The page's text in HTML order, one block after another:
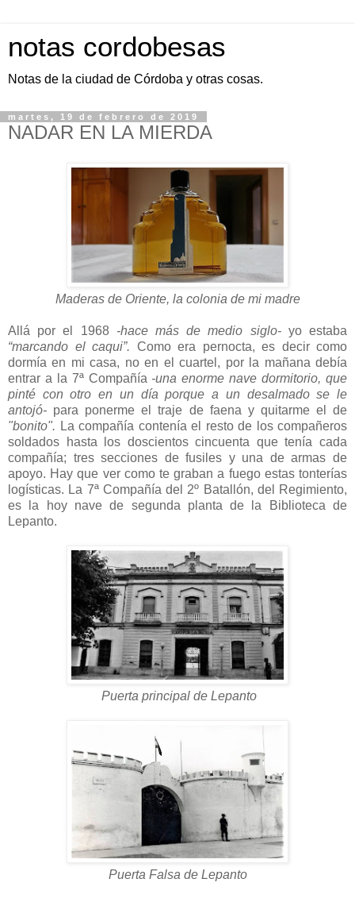
notas cordobesas
Notas de la ciudad de Córdoba y otras cosas.
martes, 19 de febrero de 2019
NADAR EN LA MIERDA
Maderas de Oriente, la colonia de mi madre
Allá por el 1968 -hace más de medio siglo-yo estaba
“marcando el caqui”. Como era pernocta, es decir como
dormía en mi casa, no en el cuartel, por la mañana debía
entrar a la 7ª Compañía -una enorme nave dormitorio, que
pinté con otro en un día porque a un desalmado se le
antojó- para ponerme el traje de faena y quitarme el de
"bonito". La compañía contenía el resto de los compañeros
soldados hasta los doscientos cincuenta que tenía cada
compañía; tres secciones de fusiles y una de armas de
apoyo. Hay que ver como te graban a fuego estas tonterías
logísticas. La 7ª Compañía del 2º Batallón, del Regimiento,
es la hoy nave de segunda planta de la Biblioteca de
Lepanto.
Puerta principal de Lepanto
Puerta Falsa de Lepanto